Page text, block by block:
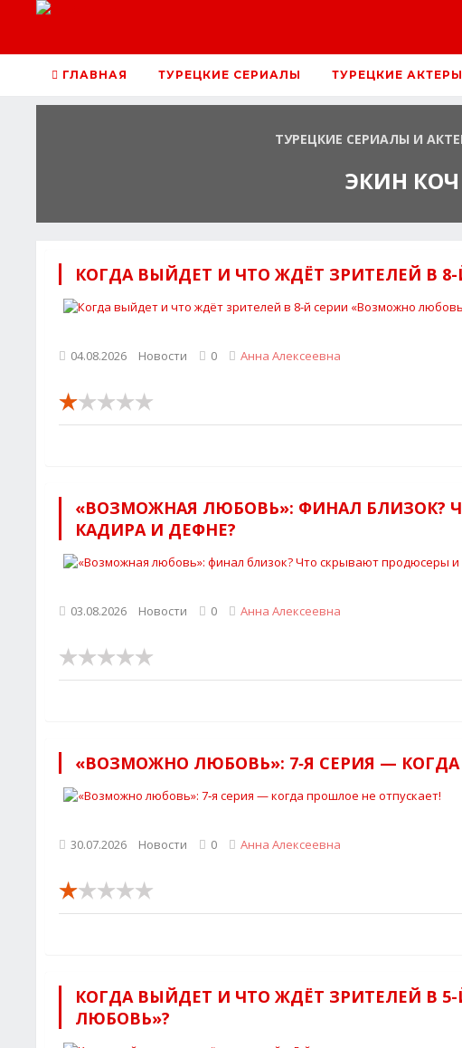
ГЛАВНАЯ ТУРЕЦКИЕ СЕРИАЛЫ ТУРЕЦКИЕ АКТЕРЫ
ТУРЕЦКИЕ СЕРИАЛЫ И
ЭКИН
КОГДА ВЫЙДЕТ И ЧТО ЖДЁТ ЗРИТЕЛЕЙ В
04.08.2026 Новости 0 Анна Алексеевна
«ВОЗМОЖНАЯ ЛЮБОВЬ»: ФИНАЛ БЛИЗОК?
КАДИРА И ДЕФНЕ?
03.08.2026 Новости 0 Анна Алексеевна
«ВОЗМОЖНО ЛЮБОВЬ»: 7‑Я СЕРИЯ —
30.07.2026 Новости 0 Анна Алексеевна
КОГДА ВЫЙДЕТ И ЧТО ЖДЁТ ЗРИТЕЛЕЙ В
ЛЮБОВЬ»?